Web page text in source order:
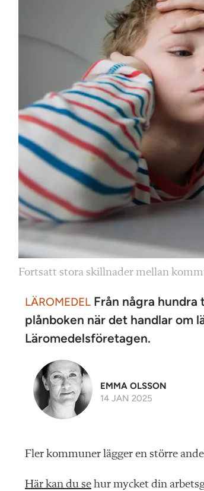
Fortsatt stora skillnader mellan
LÄROMEDEL Från några
plånboken när det handlar om
Läromedelsföretagen.
EMMA OLSSON
14 JAN 2025
Fler kommuner lägger en större
Här kan du se hur mycket din